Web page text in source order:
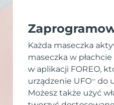
Każda maseczka
maseczka w
w aplikacji FOREO,
urządzenie UFOTM
do
Możesz także użyć